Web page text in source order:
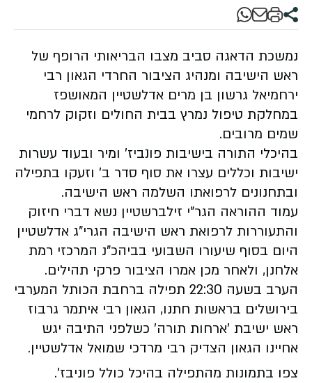
נמשכת הדאגה סביב מצבו הבריאותי הרופף של
ראש הישיבה ומנהיג הציבור החרדי הגאון רבי
ירחמיאל גרשון בן מרים אדלשטיין המאושפז
במחלקת טיפול נמרץ בבית החולים וזקוק לרחמי
שמים מרובים.
בהיכלי התורה בישיבות פונביז' ומיר ובעוד עשרות
ישיבות וכללים עצרו את סוף סדר ב' וזעקו בתפילה
ובתחנונים לרפואתו השלמה ראש הישיבה.
עמוד ההוראה הגר"י זילברשטיין נשא דברי חיזוק
והתעוררות לרפואת ראש הישיבה הגרי"ג אדלשטיין
היום בסוף שיעורו השבועי בביהכ"נ המרכזי רמת
אלחנן, ולאחר מכן אמרו הציבור פרקי תהילים.
הערב בשעה 22:30 תפילה ברחבת הכותל המערבי
בירושלים בראשות חתנו, הגאון רבי איתמר גרבוז
ראש ישיבת 'ארחות תורה' כשלפני התיבה יגש
אחיינו הגאון הצדיק רבי מרדכי שמואל אדלשטיין.
צפו בתמונות מהתפילה בהיכל כולל פוניבז'.